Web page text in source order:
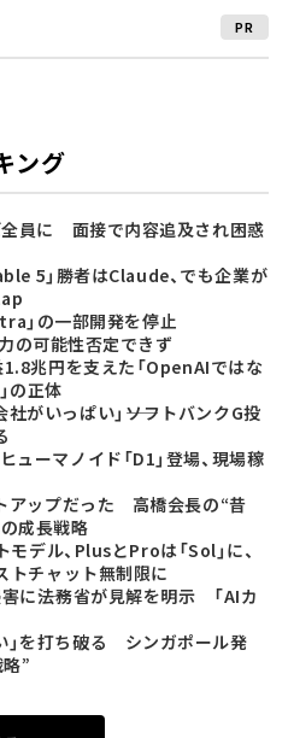
PR
ング
全員に 面接で内容追及され困惑
5」勝者はClaude、でも企業が
」の一部開発を停止
の可能性否定できず
1.8兆円を支えた「OpenAIではな
の正体
がいっぱい」――ソフトバンクG投
ューマノイド「D1」登場、現場稼
アップだった 高橋会長の“昔
成長戦略
デル、PlusとProは「Sol」に、
トチャット無制限に
に――法務省が見解を明示 「AIカ
」を打ち破る シンガポール発
”